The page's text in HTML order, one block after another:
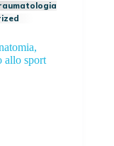
allo sport